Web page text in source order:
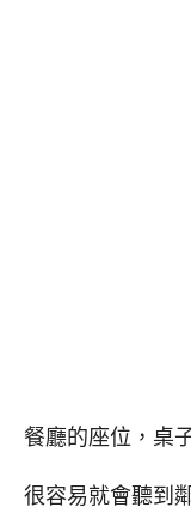
餐廳的座位，桌
很容易就會聽到